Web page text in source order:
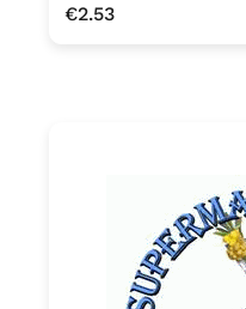
Regular price:
€2.53